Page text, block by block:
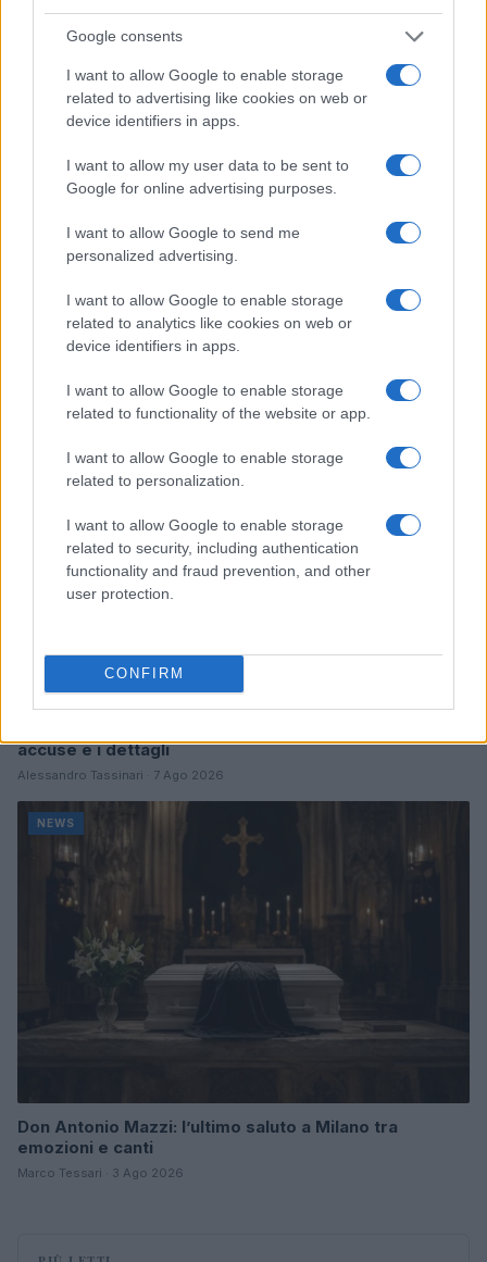
Google consents
I want to allow Google to enable storage
related to advertising like cookies on web or
device identifiers in apps.
I want to allow my user data to be sent to
Google for online advertising purposes.
I want to allow Google to send me
personalized advertising.
I want to allow Google to enable storage
related to analytics like cookies on web or
device identifiers in apps.
I want to allow Google to enable storage
related to functionality of the website or app.
I want to allow Google to enable storage
related to personalization.
I want to allow Google to enable storage
related to security, including authentication
functionality and fraud prevention, and other
user protection.
CONFIRM
NEWS
Come scegliere le scarpe da running donna: comfort
e performance
accuse e i dettagli
Alessandro Tassinari · 7 Ago 2026
NEWS
Don Antonio Mazzi: l’ultimo saluto a Milano tra
emozioni e canti
Marco Tessari · 3 Ago 2026